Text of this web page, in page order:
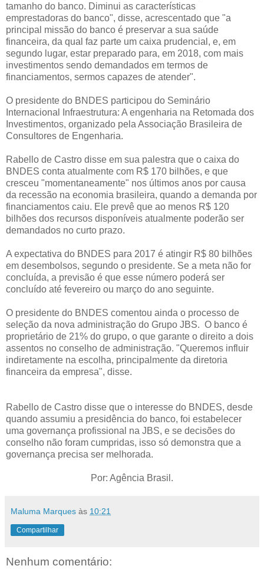
tamanho do banco. Diminui as características
emprestadoras do banco", disse, acrescentado que "a
principal missão do banco é preservar a sua saúde
financeira, da qual faz parte um caixa prudencial, e, em
segundo lugar, estar preparado para, em 2018, com mais
investimentos sendo demandados em termos de
financiamentos, sermos capazes de atender".
O presidente do BNDES participou do Seminário
Internacional Infraestrutura: A engenharia na Retomada dos
Investimentos, organizado pela Associação Brasileira de
Consultores de Engenharia.
Rabello de Castro disse em sua palestra que o caixa do
BNDES conta atualmente com R$ 170 bilhões, e que
cresceu "momentaneamente" nos últimos anos por causa
da recessão na economia brasileira, quando a demanda por
financiamentos caiu. Ele prevê que ao menos R$ 120
bilhões dos recursos disponíveis atualmente poderão ser
demandados no curto prazo.
A expectativa do BNDES para 2017 é atingir R$ 80 bilhões
em desembolsos, segundo o presidente. Se a meta não for
concluída, a previsão é que esse número poderá ser
concluído até fevereiro ou março do ano seguinte.
O presidente do BNDES comentou ainda o processo de
seleção da nova administração do Grupo JBS. O banco é
proprietário de 21% do grupo, o que garante o direito a dois
assentos no conselho de administração. "Queremos influir
indiretamente na escolha, principalmente da diretoria
financeira da empresa", disse.
Rabello de Castro disse que o interesse do BNDES, desde
quando assumiu a presidência do banco, foi estabelecer
uma governança profissional na JBS, e se decisões do
conselho não foram cumpridas, isso só demonstra que a
governança precisa ser melhorada.
Por: Agência Brasil.
Maluma Marques às 10:21
Compartilhar
Nenhum comentário: